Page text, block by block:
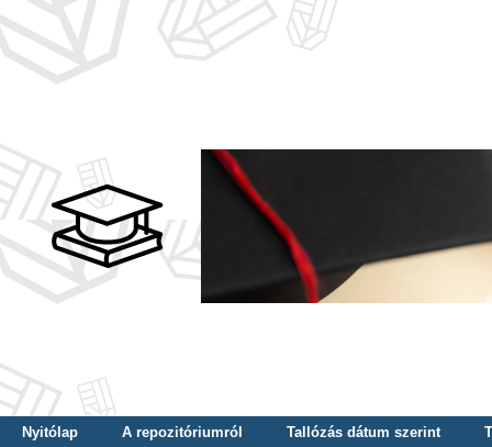
Nyitólap A repozitóriumról Tallózás dátum szerint